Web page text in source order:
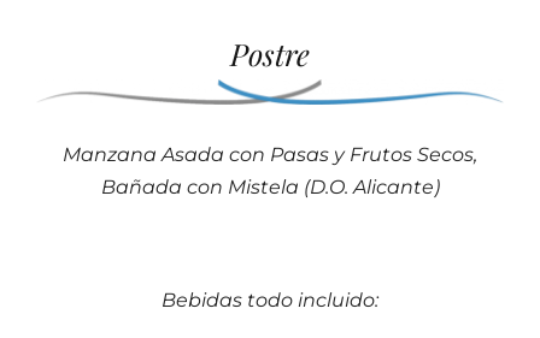
Postre
Manzana Asada con Pasas y Frutos Secos,
Bañada con Mistela (D.O. Alicante)
Bebidas todo incluido: